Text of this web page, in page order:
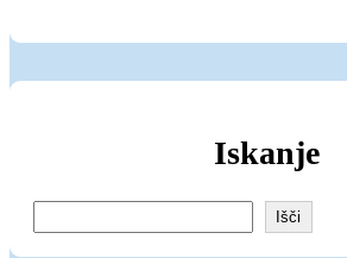
Iskanje
Išči